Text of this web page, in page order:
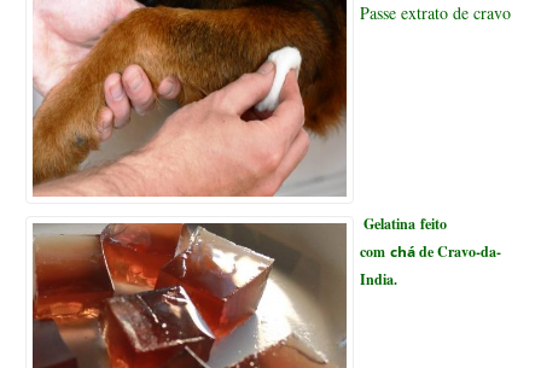
Passe extrato de cravo
Gelatina feito
comcháde Cravo-da-
India.